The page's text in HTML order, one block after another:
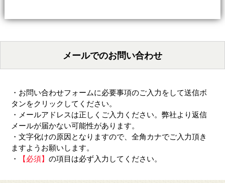
メールでのお問い合わせ
・お問い合わせフォームに必要事項のご入力をして送信ボ
タンをクリックしてください。
・メールアドレスは正しくご入力ください。弊社より返信
メールが届かない可能性があります。
・文字化けの原因となりますので、全角カナでご入力頂き
ますようお願いします。
・
【必須】の項目は必ず入力してください。